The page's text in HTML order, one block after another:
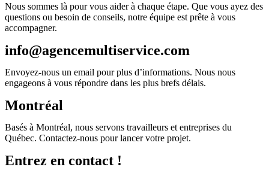
Nous sommes là pour vous aider à chaque étape. Que vous ayez des
questions ou besoin de conseils, notre équipe est prête à vous
accompagner.
info@agencemultiservice.com
Envoyez-nous un email pour plus d’informations. Nous nous
engageons à vous répondre dans les plus brefs délais.
Montréal
Basés à Montréal, nous servons travailleurs et entreprises du
Québec. Contactez-nous pour lancer votre projet.
Entrez en contact !